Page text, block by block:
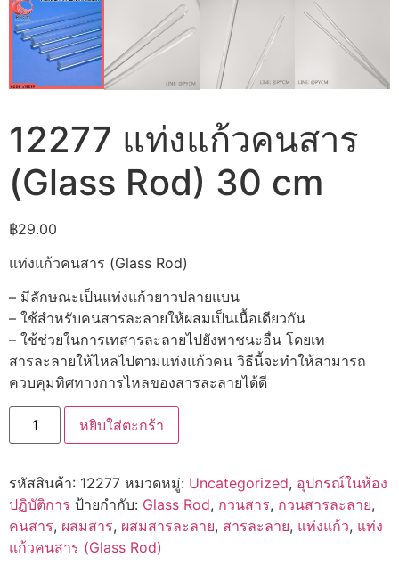
12277 แท่งแก้วคนสาร
(Glass Rod) 30 cm
฿29.00
แท่งแก้วคนสาร (Glass Rod)
– มีลักษณะเป็นแท่งแก้วยาวปลายแบน
– ใช้สำหรับคนสารละลายให้ผสมเป็นเนื้อเดียวกัน
– ใช้ช่วยในการเทสารละลายไปยังพาชนะอื่น โดยเท
สารละลายให้ไหลไปตามแท่งแก้วคน วิธีนี้จะทำให้สามารถ
ควบคุมทิศทางการไหลของสารละลายได้ดี
จำนวน
12277
แท่ง
สาร
(Glass
Rod)
30
cm
ชิ้น
หยิบใส่ตะกร้า
รหัสสินค้า: 12277 หมวดหมู่: Uncategorized, อุปกรณ์ในห้อง
ปฏิบัติการ ป้ายกำกับ: Glass Rod, กวนสาร, กวนสารละลาย,
คนสาร, ผสมสาร, ผสมสารละลาย, สารละลาย, แท่งแก้ว, แท่ง
แก้วคนสาร (Glass Rod)